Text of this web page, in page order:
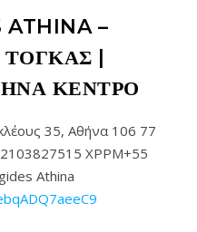
ATHINA –
|
ΚΈΝΤΡΟ
35, Αθήνα 106 77
XPPM+55
Athina